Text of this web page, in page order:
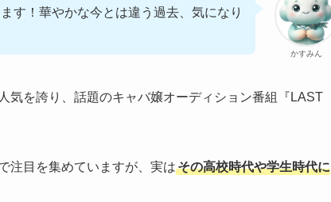
かすみん
す！華やかな今とは違う過去、気になり
気を誇り、話題のキャバ嬢オーディション番組『LAST
注目を集めていますが、実はその高校時代や学生時代に